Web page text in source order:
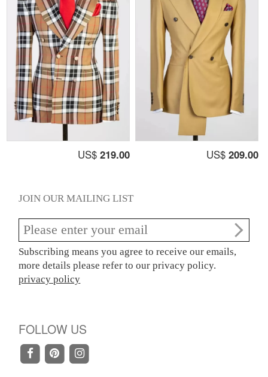
US$ 219.00 US$ 209.00
JOIN OUR MAILING LIST
Subscribing means you agree to receive our emails,
more details please refer to our privacy policy.
privacy policy
FOLLOW US